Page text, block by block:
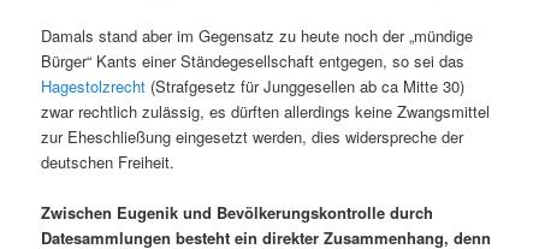
Damals stand aber im Gegensatz zu heute noch der „mündige
Bürger“ Kants einer Ständegesellschaft entgegen, so sei das
Hagestolzrecht (Strafgesetz für Junggesellen ab ca Mitte 30)
zwar rechtlich zulässig, es dürften allerdings keine Zwangsmittel
zur Eheschließung eingesetzt werden, dies widerspreche der
deutschen Freiheit.
Zwischen Eugenik und Bevölkerungskontrolle durch
Datesammlungen besteht ein direkter Zusammenhang, denn